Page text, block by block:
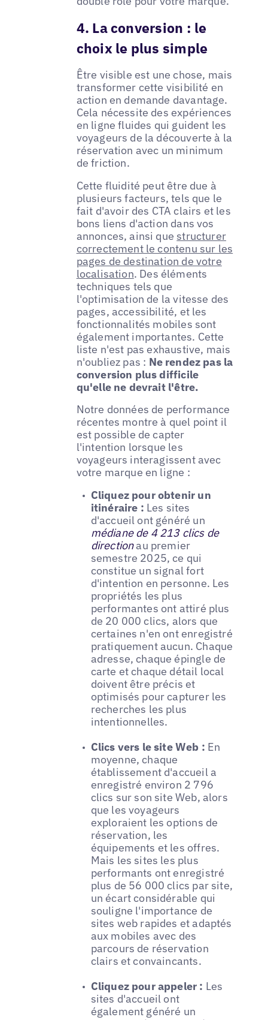
4. La conversion : le
choix le plus simple
Être visible est une chose, mais
transformer cette visibilité en
action en demande davantage.
Cela nécessite des expériences
en ligne fluides qui guident les
voyageurs de la découverte à la
réservation avec un minimum
de friction.
Cette fluidité peut être due à
plusieurs facteurs, tels que le
fait d'avoir des CTA clairs et les
bons liens d'action dans vos
annonces, ainsi que structurer
correctement le contenu sur les
pages de destination de votre
localisation. Des éléments
techniques tels que
l'optimisation de la vitesse des
pages, accessibilité, et les
fonctionnalités mobiles sont
également importantes. Cette
liste n'est pas exhaustive, mais
n'oubliez pas : Ne rendez pas la
conversion plus difficile
qu'elle ne devrait l'être.
Notre données de performance
récentes montre à quel point il
est possible de capter
l'intention lorsque les
voyageurs interagissent avec
votre marque en ligne :
Cliquez pour obtenir un
itinéraire : Les sites
d'accueil ont généré un
médiane de 4 213 clics de
directionau premier
semestre 2025, ce qui
constitue un signal fort
d'intention en personne. Les
propriétés les plus
performantes ont attiré plus
de 20 000 clics, alors que
certaines n'en ont enregistré
pratiquement aucun. Chaque
adresse, chaque épingle de
carte et chaque détail local
doivent être précis et
optimisés pour capturer les
recherches les plus
intentionnelles.
Clics vers le site Web : En
moyenne, chaque
établissement d'accueil a
enregistré environ 2 796
clics sur son site Web, alors
que les voyageurs
exploraient les options de
réservation, les
équipements et les offres.
Mais les sites les plus
performants ont enregistré
plus de 56 000 clics par site,
un écart considérable qui
souligne l'importance de
sites web rapides et adaptés
aux mobiles avec des
parcours de réservation
clairs et convaincants.
Cliquez pour appeler : Les
sites d'accueil ont
également généré un